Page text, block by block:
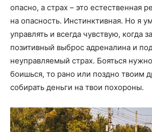
опасно, а страх – это естественная
на опасность. Инстинктивная. Но я
управлять и всегда чувствую, когда
позитивный выброс адреналина и
неуправляемый страх. Бояться
боишься, то рано или поздно твоим
собирать деньги на твои похороны.